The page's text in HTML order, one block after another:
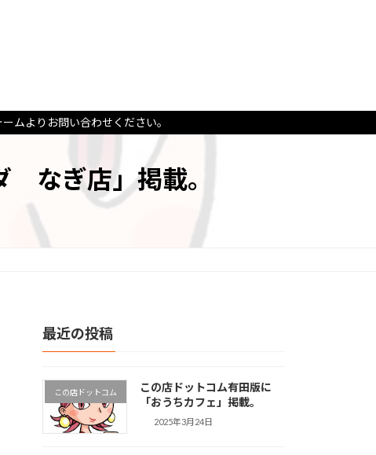
ムよりお問い合わせください。
なぎ店」掲載。
最近の投稿
この店ドットコム
この店ドットコム有田版に
「おうちカフェ」掲載。
2025年3月24日